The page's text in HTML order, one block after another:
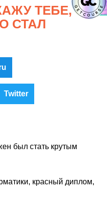
ТЕБЕ,
СТАЛ
Twitter
был стать крутым
красный диплом,